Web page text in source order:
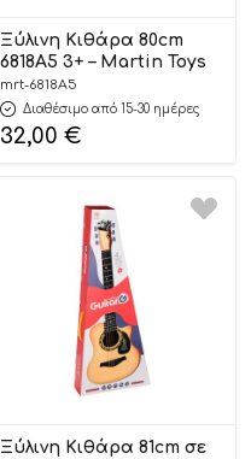
Ξύλινη Κιθάρα 80cm
6818Α5 3+ – Martin Toys
mrt-6818Α5
Διαθέσιμο από 15-30 ημέρες
32,00 €
Ξύλινη Κιθάρα 81cm σε